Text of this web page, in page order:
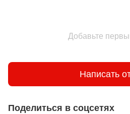
Добавьте
Написать
Поделиться в соцсетях